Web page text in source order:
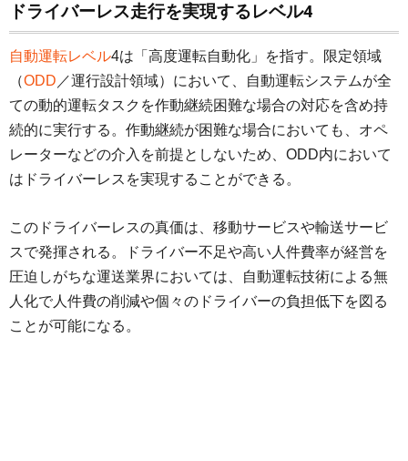
ドライバーレス走行を実現するレベル4
自動運転レベル4は「高度運転自動化」を指す。限定領域
（ODD ／運行設計領域）において、自動運転システムが全
ての動的運転タスクを作動継続困難な場合の対応を含め持
続的に実行する。作動継続が困難な場合においても、オペ
レーターなどの介入を前提としないため、ODD内において
はドライバーレスを実現することができる。
このドライバーレスの真価は、移動サービスや輸送サービ
スで発揮される。ドライバー不足や高い人件費率が経営を
圧迫しがちな運送業界においては、自動運転技術による無
人化で人件費の削減や個々のドライバーの負担低下を図る
ことが可能になる。